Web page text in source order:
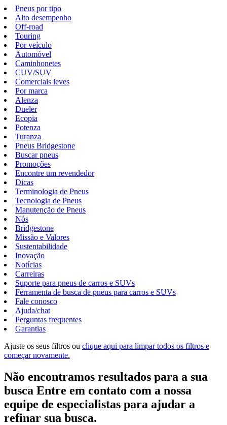
Pneus por tipo
Alto desempenho
Off-road
Touring
Por veículo
Automóvel
Caminhonetes
CUV/SUV
Comerciais leves
Por marca
Alenza
Dueler
Ecopia
Potenza
Turanza
Pneus Bridgestone
Buscar pneus
Promoções
Encontre um revendedor
Dicas
Terminologia de Pneus
Tecnologia de Pneus
Manutenção de Pneus
Nós
Bridgestone
Missão e Valores
Sustentabilidade
Inovação
Notícias
Carreiras
Suporte para pneus de carros e SUVs
Ferramenta de busca de pneus para carros e SUVs
Fale conosco
Ajuda/chat
Perguntas frequentes
Garantias
Ajuste os seus filtros ou clique aqui para limpar todos os filtros e
começar novamente.
Não encontramos resultados para a sua
busca Entre em contato com a nossa
equipe de especialistas para ajudar a
refinar sua busca.